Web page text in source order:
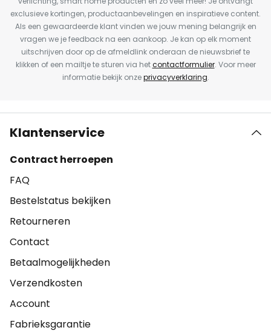
exclusieve kortingen, productaanbevelingen en inspiratieve content.
Als een gewaardeerde klant vinden we jouw mening belangrijk en
vragen we je feedback na een aankoop. Je kan op elk moment
uitschrijven door op de afmeldlink onderaan de nieuwsbrief te
klikken of een mailtje te sturen via hetcontactformulier. Voor meer
informatie bekijk onzeprivacyverklaring.
Klantenservice
Contract herroepen
FAQ
Bestelstatus bekijken
Retourneren
Contact
Betaalmogelijkheden
Verzendkosten
Account
Fabrieksgarantie